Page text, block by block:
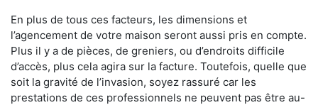
En plus de tous ces facteurs, les dimensions et
l’agencement de votre maison seront aussi pris en compte.
Plus il y a de pièces, de greniers, ou d’endroits difficile
d’accès, plus cela agira sur la facture. Toutefois, quelle que
soit la gravité de l’invasion, soyez rassuré car les
prestations de ces professionnels ne peuvent pas être au-